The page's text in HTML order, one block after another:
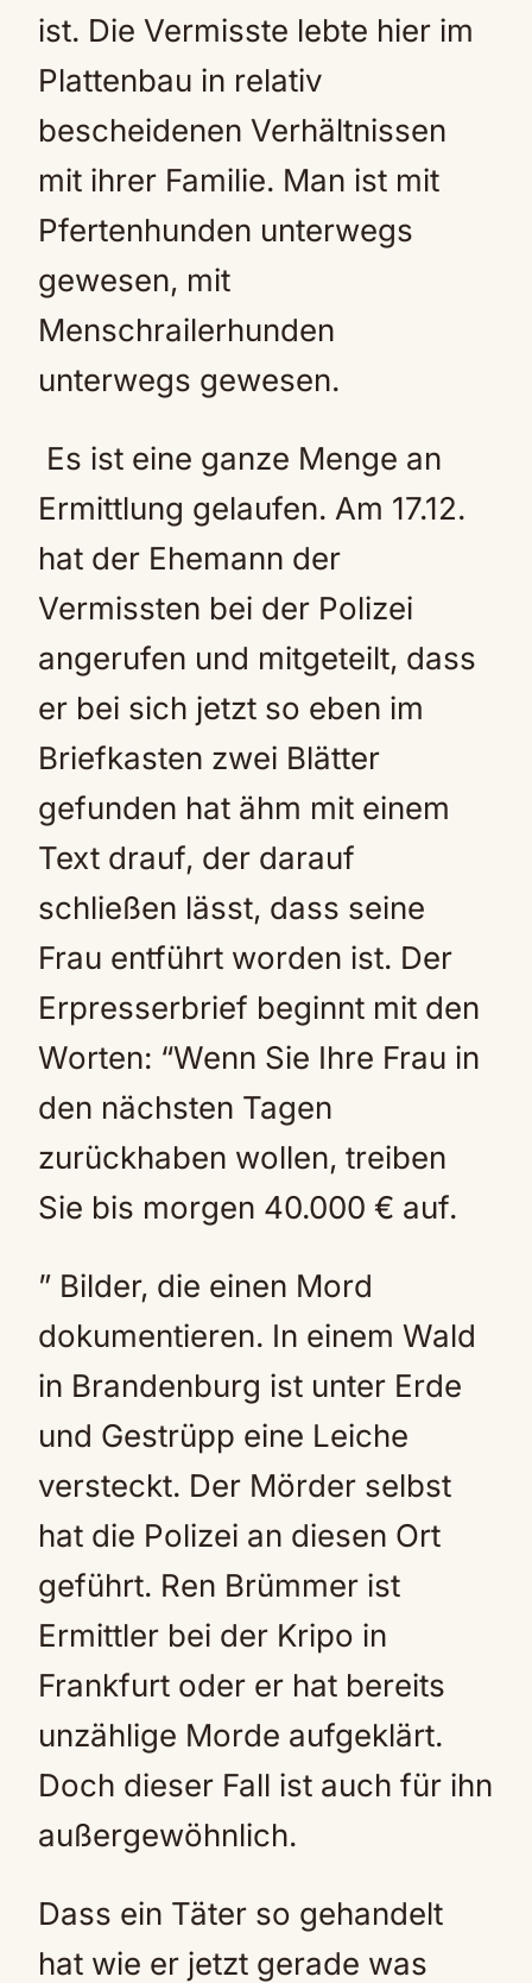
ist. Die Vermisste lebte hier im
Plattenbau in relativ
bescheidenen Verhältnissen
mit ihrer Familie. Man ist mit
Pfertenhunden unterwegs
gewesen, mit
Menschrailerhunden
unterwegs gewesen.
Es ist eine ganze Menge an
Ermittlung gelaufen. Am 17.12.
hat der Ehemann der
Vermissten bei der Polizei
angerufen und mitgeteilt, dass
er bei sich jetzt so eben im
Briefkasten zwei Blätter
gefunden hat ähm mit einem
Text drauf, der darauf
schließen lässt, dass seine
Frau entführt worden ist. Der
Erpresserbrief beginnt mit den
Worten: “Wenn Sie Ihre Frau in
den nächsten Tagen
zurückhaben wollen, treiben
Sie bis morgen 40.000 € auf.
” Bilder, die einen Mord
dokumentieren. In einem Wald
in Brandenburg ist unter Erde
und Gestrüpp eine Leiche
versteckt. Der Mörder selbst
hat die Polizei an diesen Ort
geführt. Ren Brümmer ist
Ermittler bei der Kripo in
Frankfurt oder er hat bereits
unzählige Morde aufgeklärt.
Doch dieser Fall ist auch für ihn
außergewöhnlich.
Dass ein Täter so gehandelt
hat wie er jetzt gerade was